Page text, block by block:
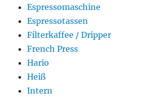
Espressomaschine
Espressotassen
Filterkaffee / Dripper
French Press
Hario
Heiß
Intern